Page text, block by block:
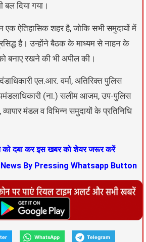
बल दिया गया।
एक ऐतिहासिक शहर है, जोकि सभी समुदायों में
है। उन्होंने बैठक के माध्यम से नाहन के
बनाए रखने की भी अपील की।
एल.आर. वर्मा, अतिरिक्त पुलिस
(ना.) सलीम आजम, उप-पुलिस
मंडल व विभिन्न समुदायों के प्रतिनिधि
को दबा कर इस खबर को शेयर जरूर करें
By Pressing Whatsapp Button
WhatsApp Telegram